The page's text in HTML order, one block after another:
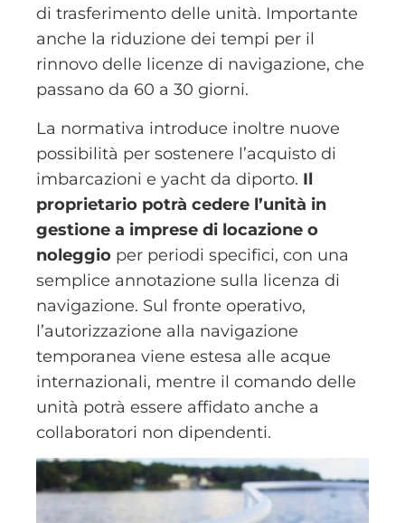
di trasferimento delle unità. Importante
anche la riduzione dei tempi per il
rinnovo delle licenze di navigazione, che
passano da 60 a 30 giorni.
La normativa introduce inoltre nuove
possibilità per sostenere l’acquisto di
imbarcazioni e yacht da diporto. Il
proprietario potrà cedere l’unità in
gestione a imprese di locazione o
noleggio per periodi specifici, con una
semplice annotazione sulla licenza di
navigazione. Sul fronte operativo,
l’autorizzazione alla navigazione
temporanea viene estesa alle acque
internazionali, mentre il comando delle
unità potrà essere affidato anche a
collaboratori non dipendenti.